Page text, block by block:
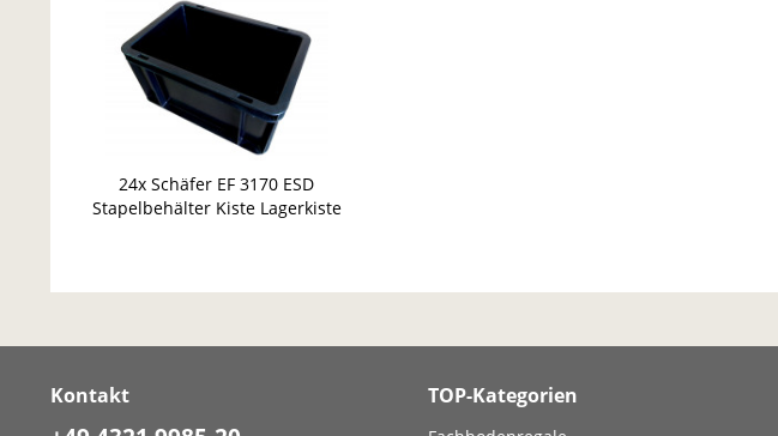
24x Schäfer EF 3170 ESD
Stapelbehälter Kiste Lagerkiste
Kontakt TOP-Kategorien